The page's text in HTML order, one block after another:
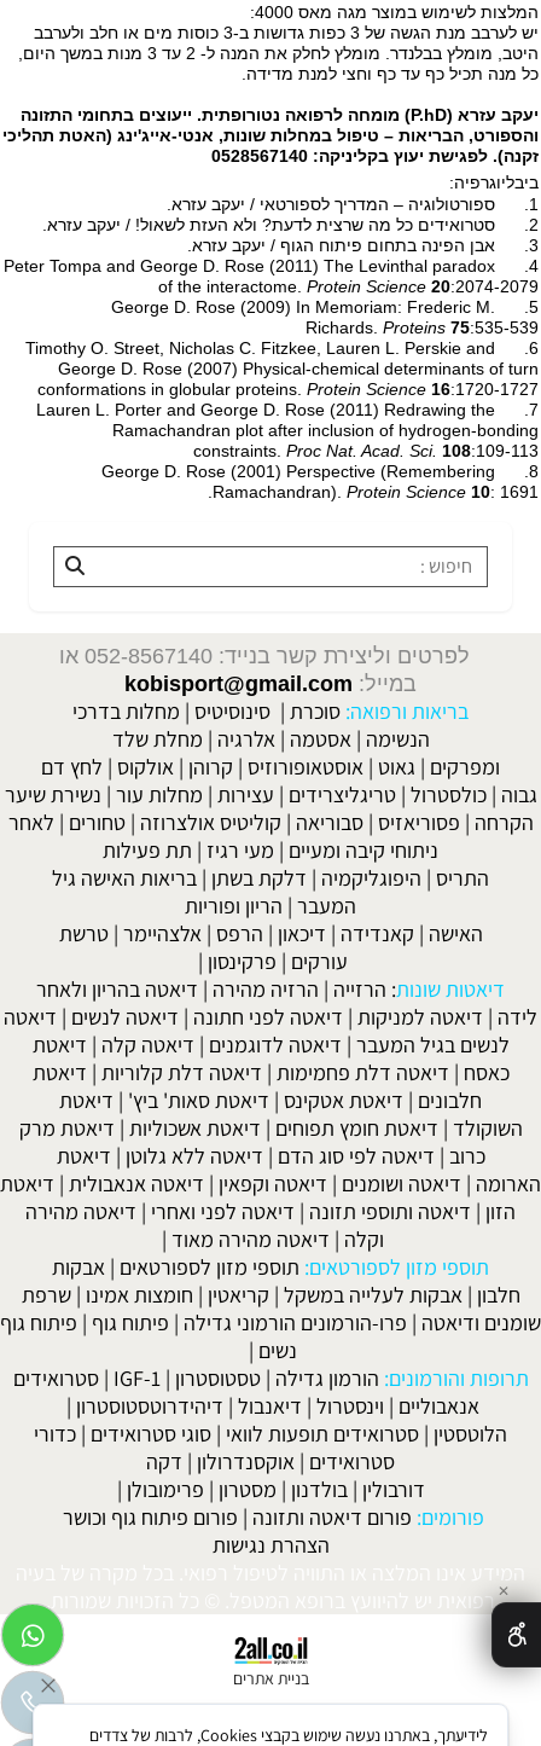
המלצות לשימוש במוצר מגה מאס 4000:
יש לערבב מנת הגשה של 3 כפות גדושות ב-3 כוסות מים או חלב ולערבב
היטב, מומלץ בבלנדר. מומלץ לחלק את המנה ל- 2 עד 3 מנות במשך היום,
כל מנה תכיל כף עד כף וחצי למנת מדידה.
יעקב עזרא (P.hD) מומחה לרפואה נטורופתית. ייעוצים בתחומי התזונה
והספורט, הבריאות – טיפול במחלות שונות, אנטי-אייג'ינג (האטת תהליכי
זקנה). לפגישת יעוץ בקליניקה: 0528567140
ביבליוגרפיה:
1. ספורטולוגיה – המדריך לספורטאי / יעקב עזרא.
2. סטרואידים כל מה שרצית לדעת? ולא העזת לשאול! / יעקב עזרא.
3. אבן הפינה בתחום פיתוח הגוף / יעקב עזרא.
4. Peter Tompa and George D. Rose (2011) The Levinthal paradox
of the interactome. Protein Science 20:2074-2079
5. George D. Rose (2009) In Memoriam: Frederic M.
Richards. Proteins 75:535-539
6. Timothy O. Street, Nicholas C. Fitzkee, Lauren L. Perskie and
George D. Rose (2007) Physical-chemical determinants of turn
conformations in globular proteins. Protein Science 16:1720-1727
7. Lauren L. Porter and George D. Rose (2011) Redrawing the
Ramachandran plot after inclusion of hydrogen-bonding
constraints. Proc Nat. Acad. Sci. 108:109-113
8. George D. Rose (2001) Perspective (Remembering
Ramachandran). Protein Science 10: 1691.
לפרטים וליצירת קשר בנייד: 052-8567140
או
במייל: kobisport@gmail.com
בריאות ורפואה: סוכרת | סינוסיטיס | מחלות בדרכי
הנשימה | אסטמה | אלרגיה | מחלת שלד
ומפרקים | גאוט | אוסטאופורוזיס | קרוהן | אולקוס | לחץ דם
גבוה |כולסטרול |טריגליצרידים | עצירות | מחלות עור | נשירת שיער
הקרחה | פסוריאזיס |סבוריאה | קוליטיס אולצרוזה |טחורים | לאחר
ניתוחי קיבה ומעיים | מעי רגיז | תת פעילות
התריס | היפוגליקמיה | דלקת בשתן | בריאות האישה גיל
המעבר | הריון ופוריות
האישה | קאנדידה | דיכאון | הרפס | אלצהיימר |טרשת
עורקים | פרקינסון |
דיאטות שונות: הרזייה | הרזיה מהירה | דיאטה בהריון ולאחר
לידה | דיאטה למניקות | דיאטה לפני חתונה | דיאטה לנשים | דיאטה
לנשים בגיל המעבר | דיאטה לדוגמנים | דיאטה קלה | דיאטת
כאסח | דיאטה דלת פחמימות | דיאטה דלת קלוריות | דיאטת
חלבונים | דיאטת אטקינס | דיאטת סאות' ביץ' | דיאטת
השוקולד | דיאטת חומץ תפוחים | דיאטת אשכוליות | דיאטת מרק
כרוב | דיאטה לפי סוג הדם | דיאטה ללא גלוטן | דיאטת
הארומה | דיאטה ושומנים | דיאטה וקפאין | דיאטה אנאבולית | דיאטת
הזון | דיאטה ותוספי תזונה | דיאטה לפני ואחרי | דיאטה מהירה
וקלה | דיאטה מהירה מאוד |
תוספי מזון לספורטאים: תוספי מזון לספורטאים | אבקות
חלבון | אבקות לעלייה במשקל | קריאטין | חומצות אמינו |שרפת
שומנים ודיאטה | פרו-הורמונים הורמוני גדילה | פיתוח גוף | פיתוח גוף
נשים |
תרופות והורמונים: הורמון גדילה |טסטוסטרון |
IGF-1
|סטרואידים
אנאבוליים | וינסטרול | דיאנבול | דיהידרוטסטוסטרון |
הלוטסטין | סטרואידים תופעות לוואי | סוגי סטרואידים | כדורי
סטרואידים | אוקסנדרולון | דקה
דורבולין | בולדנון | מסטרון | פרימובולן |
פורומים: פורום דיאטה ותזונה | פורום פיתוח גוף וכושר
הצהרת נגישות
המידע אינו המלצה או התוויה לטיפול רפואי. בכל מקרה של בעיה
רפואית יש להיוועץ ברופא המטפל. © כל הזכויות שמורות.
בניית אתרים
✕
לידיעתך, באתרנו נעשה שימוש בקבצי Cookies, לרבות של צדדים